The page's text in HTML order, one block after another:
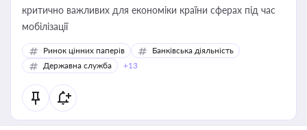
критично важливих для економіки країни сферах під час
мобілізації
Ринок цінних паперів
Банківська діяльність
Державна служба
+13